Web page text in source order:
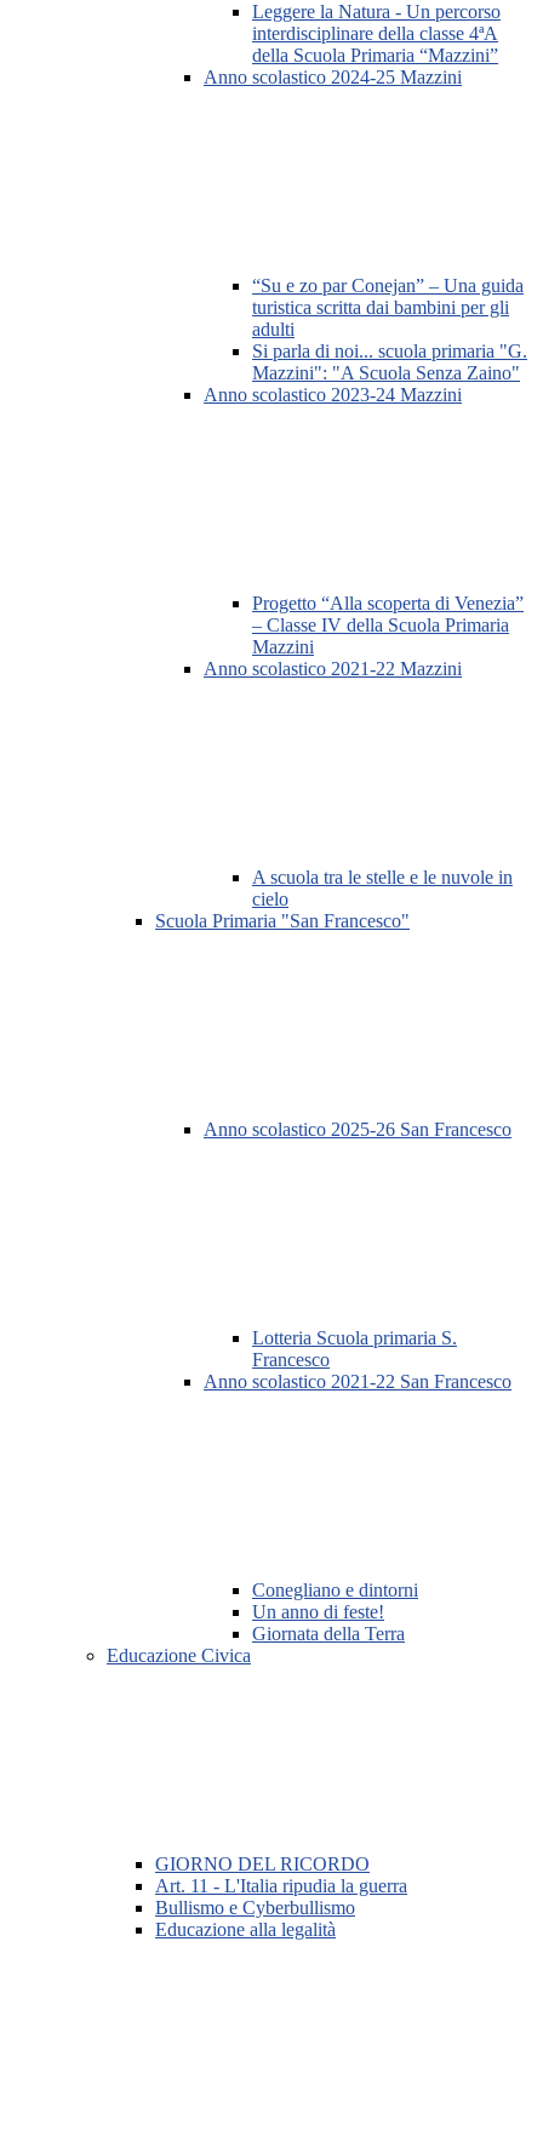
Leggere la Natura - Un percorso
interdisciplinare della classe 4ªA
della Scuola Primaria “Mazzini”
Anno scolastico 2024-25 Mazzini
“Su e zo par Conejan” – Una guida
turistica scritta dai bambini per gli
adulti
Si parla di noi... scuola primaria "G.
Mazzini": "A Scuola Senza Zaino"
Anno scolastico 2023-24 Mazzini
Progetto “Alla scoperta di Venezia”
– Classe IV della Scuola Primaria
Mazzini
Anno scolastico 2021-22 Mazzini
A scuola tra le stelle e le nuvole in
cielo
Scuola Primaria "San Francesco"
Anno scolastico 2025-26 San Francesco
Lotteria Scuola primaria S.
Francesco
Anno scolastico 2021-22 San Francesco
Conegliano e dintorni
Un anno di feste!
Giornata della Terra
Educazione Civica
GIORNO DEL RICORDO
Art. 11 - L'Italia ripudia la guerra
Bullismo e Cyberbullismo
Educazione alla legalità